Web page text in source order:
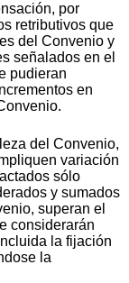
por
retributivos que
del Convenio y
señalados en el
pudieran
en
del Convenio,
variación
sólo
y sumados
superan el
considerarán
la fijación
la